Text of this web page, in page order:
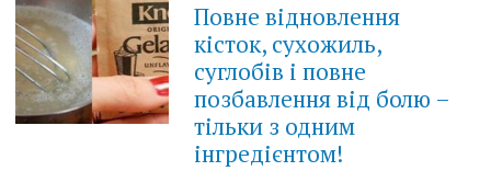
Повне відновлення
кісток, сухожиль,
суглобів і повне
позбавлення від болю –
тільки з одним
інгредієнтом!